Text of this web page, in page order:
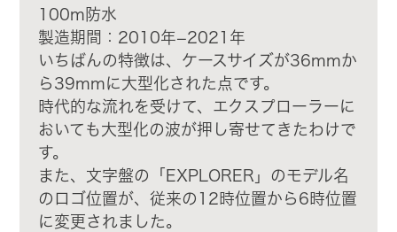
100m防水
製造期間：2010年−2021年
いちばんの特徴は、ケースサイズが36mmか
ら39mmに大型化された点です。
時代的な流れを受けて、エクスプローラーに
おいても大型化の波が押し寄せてきたわけで
す。
また、文字盤の「EXPLORER」のモデル名
のロゴ位置が、従来の12時位置から6時位置
に変更されました。